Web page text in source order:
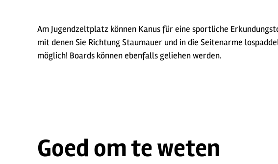
Am Jugendzeltplatz können Kanus für eine sportliche
mit denen Sie Richtung Staumauer und in die Seitenarme
möglich! Boards können ebenfalls geliehen werden.
Goed om te weten